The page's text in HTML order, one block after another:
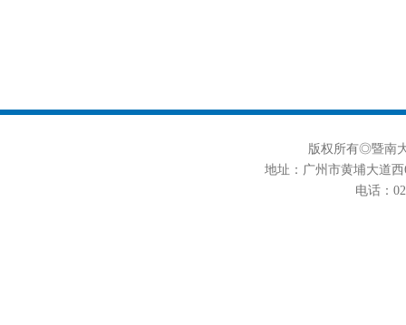
版权所有◎暨南
地址：广州市黄埔大道
电话：